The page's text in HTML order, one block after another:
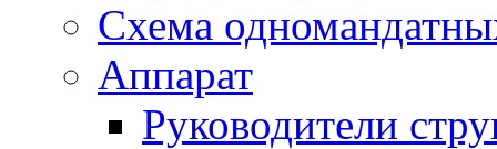
Схема
Аппарат
Руководители